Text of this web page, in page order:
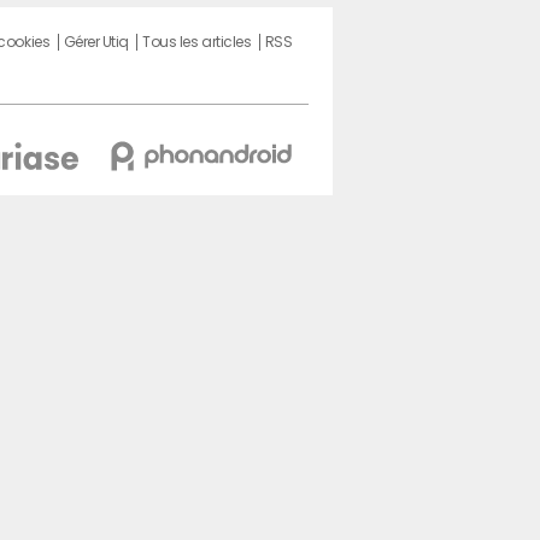
Gérer Utiq Tous les articles
RSS